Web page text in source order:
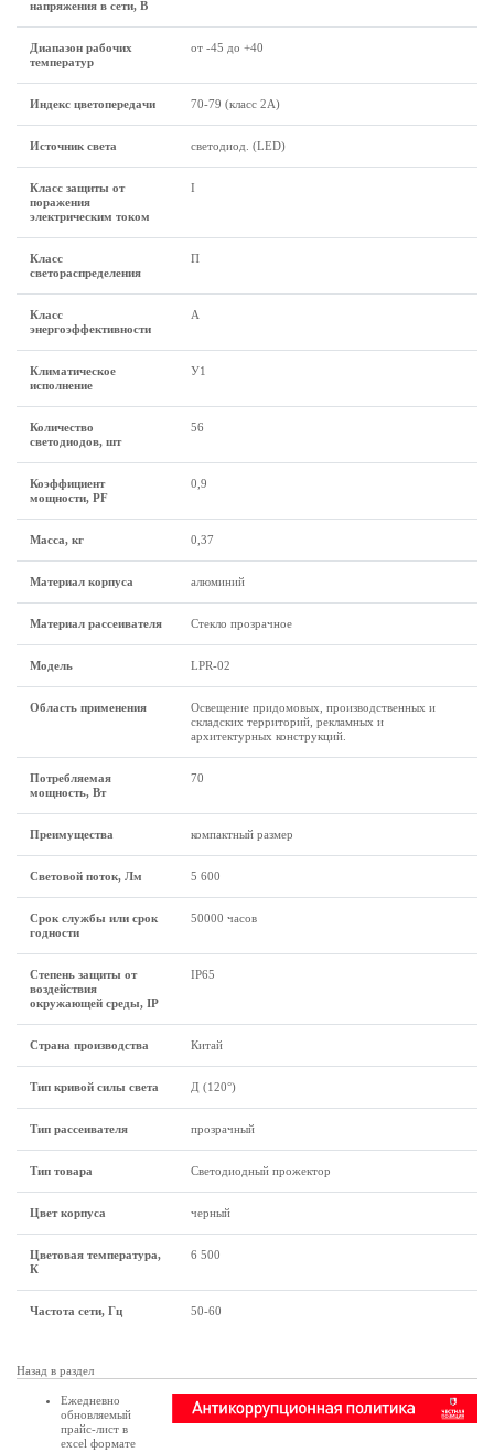
напряжения в сети, В
Диапазон рабочих
температур
от -45 до +40
Индекс цветопередачи 70-79 (класс 2A)
Источник света светодиод. (LED)
Класс защиты от
поражения
электрическим током
I
Класс
светораспределения
П
Класс
энергоэффективности
A
Климатическое
исполнение
У1
Количество
светодиодов, шт
56
Коэффициент
мощности, PF
0,9
Масса, кг 0,37
Материал корпуса алюминий
Материал рассеивателя Стекло прозрачное
Модель LPR-02
Область применения
Освещение придомовых, производственных и
складских территорий, рекламных и
архитектурных конструкций.
Потребляемая
мощность, Вт
70
Преимущества компактный размер
Световой поток, Лм 5 600
Срок службы или срок
годности
50000 часов
Степень защиты от
воздействия
окружающей среды, IP
IP65
Страна производства Китай
Тип кривой силы света Д (120°)
Тип рассеивателя прозрачный
Тип товара Светодиодный прожектор
Цвет корпуса черный
Цветовая температура,
К
6 500
Частота сети, Гц 50-60
Назад в раздел
Ежедневно
обновляемый
прайс-лист в
excel формате